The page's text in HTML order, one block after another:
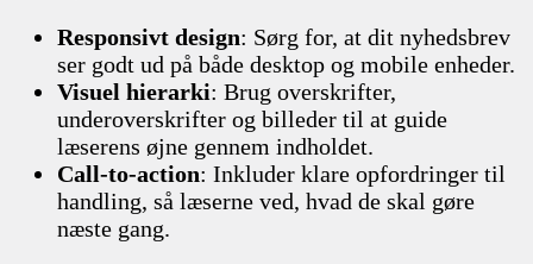
Responsivt design: Sørg for, at dit nyhedsbrev
ser godt ud på både desktop og mobile enheder.
Visuel hierarki: Brug overskrifter,
underoverskrifter og billeder til at guide
læserens øjne gennem indholdet.
Call-to-action: Inkluder klare opfordringer til
handling, så læserne ved, hvad de skal gøre
næste gang.